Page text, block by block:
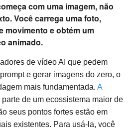
com uma imagem, não
Você carrega uma foto,
movimento e obtém um
animado.
de vídeo AI que pedem
e gerar imagens do zero, o
mais fundamentada. A
parte de um ecossistema maior de
seus pontos fortes estão em
existentes. Para usá-la, você